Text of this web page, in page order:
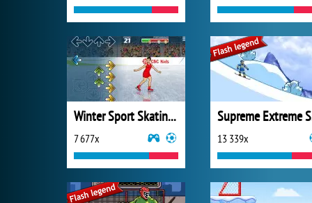
Winter Sport Skating Hero
7 677x 13 339x